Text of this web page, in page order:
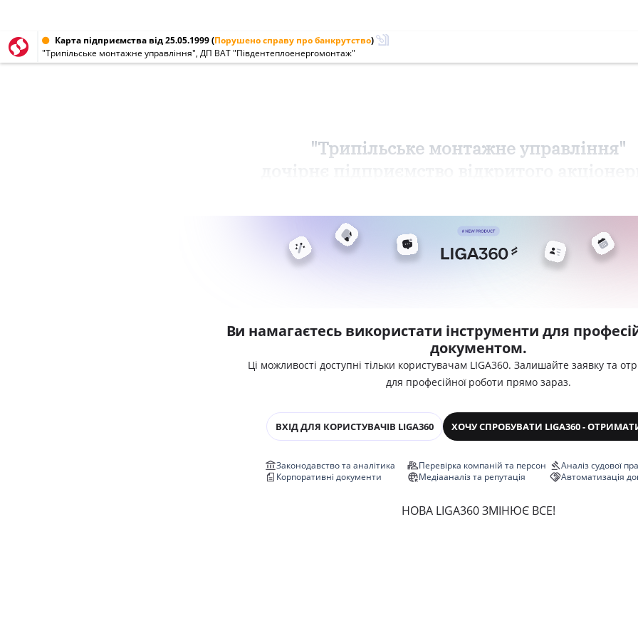
Карта підприємства від 25.05.1999(Порушено справу про банкрутство)
"Трипільське монтажне управління", ДП ВАТ "Південтеплоенергомонтаж"
"Трипільське монтажне управління"
Ви намагаєтесь використати інструменти для
документом.
Ці можливості доступні тільки користувачам LIGA360. Залишайте заявку та
для професійної роботи прямо зараз.
ВХІД ДЛЯ КОРИСТУВАЧІВ LIGA360 ХОЧУ СПРОБУВАТИ LIGA360 -
Законодавство та аналітика
Корпоративні документи
Перевірка компаній та персон
Медіааналіз та репутація
Аналіз судової
Автоматизація
НОВА LIGA360 ЗМІНЮЄ ВСЕ!